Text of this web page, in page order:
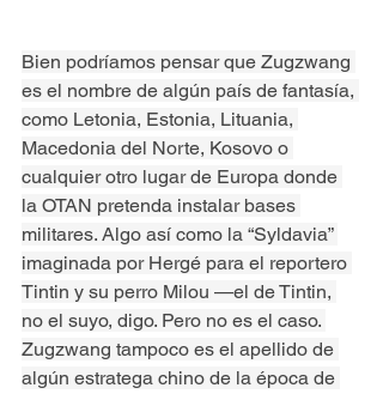
Bien podríamos pensar que Zugzwang
es el nombre de algún país de fantasía,
como Letonia, Estonia, Lituania,
Macedonia del Norte, Kosovo o
cualquier otro lugar de Europa donde
la OTAN pretenda instalar bases
militares. Algo así como la “Syldavia”
imaginada por Hergé para el reportero
Tintin y su perro Milou —el de Tintin,
no el suyo, digo. Pero no es el caso.
Zugzwang tampoco es el apellido de
algún estratega chino de la época de